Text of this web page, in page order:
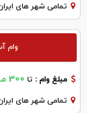
تمامی شهر های
وام
مبلغ وام : تا 300 میلیون
تمامی شهر های